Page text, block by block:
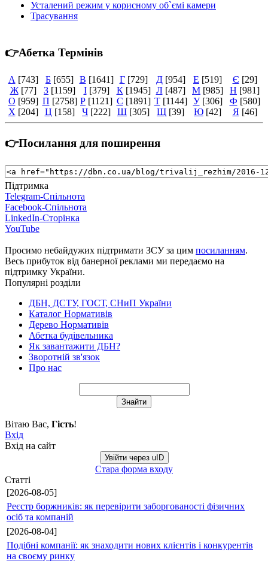
Усталений режим у корисному об`ємі камери
Трасування
👉Абетка Термінів
А [743] Б [655] В [1641] Г [729] Д [954] Е [519] Є [29]
Ж [77] З [1159] І [379] К [1945] Л [487] М [985] Н [981]
О [959] П [2758] Р [1121] С [1891] Т [1144] У [306] Ф [580]
Х [204] Ц [158] Ч [222] Ш [305] Щ [39] Ю [42] Я [46]
👉Посилання для поширення
Підтримка
Telegram-Спільнота
Facebook-Спільнота
LinkedIn-Сторінка
YouTube
Просимо небайдужих підтримати ЗСУ за цим посиланням.
Весь прибуток від банерної реклами ми передаємо на
підтримку України.
Популярні розділи
ДБН, ДСТУ, ГОСТ, СНиП України
Каталог Нормативів
Дерево Нормативів
Абетка будівельника
Як завантажити ДБН?
Зворотній зв'язок
Про нас
Вітаю Вас, Гість!
Вхід
Вхід на сайт
Увійти через uID
Стара форма входу
Статті
[2026-08-05]
Реєстр боржників: як перевірити заборгованості фізичних
осіб та компаній
[2026-08-04]
Подібні компанії: як знаходити нових клієнтів і конкурентів
на своєму ринку